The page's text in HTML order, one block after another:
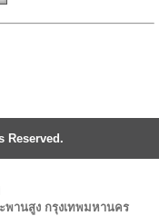
Reserved.
พานสูง กรุงเทพมหานคร